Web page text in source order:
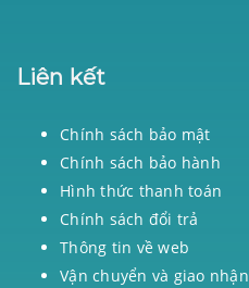
Liên kết
Chính sách bảo mật
Chính sách bảo hành
Hình thức thanh toán
Chính sách đổi trả
Thông tin về web
Vận chuyển và giao nhận